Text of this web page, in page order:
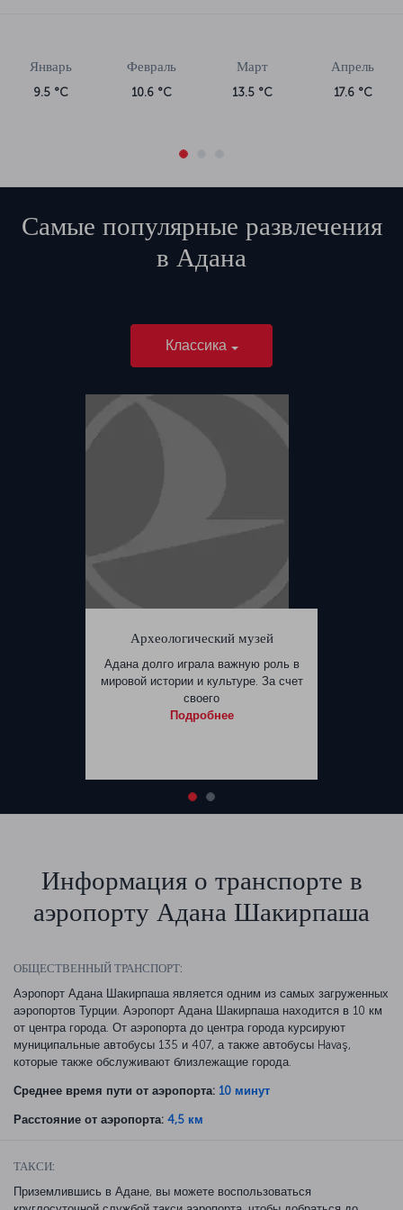
Январь
9.5 °C
Февраль
10.6 °C
Март
13.5 °C
Апрель
17.6 °C
Самые популярные развлечения
в Адана
Классика
Археологический музей
Адана долго играла важную роль в
мировой истории и культуре. За счет
своего
Подробнее
Информация о транспорте в
аэропорту Адана Шакирпаша
ОБЩЕСТВЕННЫЙ ТРАНСПОРТ:
Аэропорт Адана Шакирпаша является одним из самых загруженных
аэропортов Турции. Аэропорт Адана Шакирпаша находится в 10 км
от центра города. От аэропорта до центра города курсируют
муниципальные автобусы 135 и 407, а также автобусы Havaş,
которые также обслуживают близлежащие города.
Среднее время пути от аэропорта: 10 минут
Расстояние от аэропорта: 4,5 км
ТАКСИ:
Приземлившись в Адане, вы можете воспользоваться